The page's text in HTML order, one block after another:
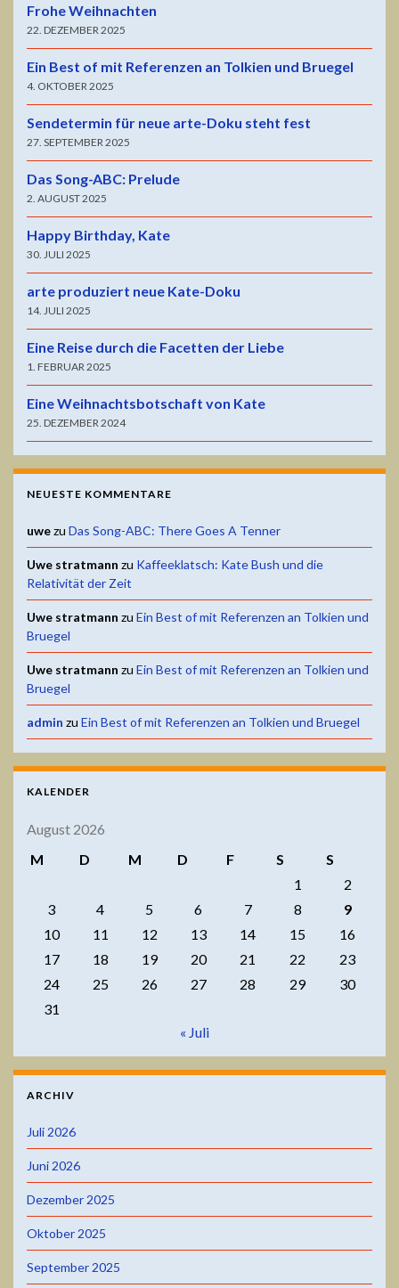
Frohe Weihnachten
22. DEZEMBER 2025
Ein Best of mit Referenzen an Tolkien und Bruegel
4. OKTOBER 2025
Sendetermin für neue arte-Doku steht fest
27. SEPTEMBER 2025
Das Song-ABC: Prelude
2. AUGUST 2025
Happy Birthday, Kate
30. JULI 2025
arte produziert neue Kate-Doku
14. JULI 2025
Eine Reise durch die Facetten der Liebe
1. FEBRUAR 2025
Eine Weihnachtsbotschaft von Kate
25. DEZEMBER 2024
NEUESTE KOMMENTARE
uwezu Das Song-ABC: There Goes A Tenner
Uwe stratmann zu Kaffeeklatsch: Kate Bush und die
Relativität der Zeit
Uwe stratmann zu Ein Best of mit Referenzen an Tolkien und
Bruegel
Uwe stratmann zu Ein Best of mit Referenzen an Tolkien und
Bruegel
admin zu Ein Best of mit Referenzen an Tolkien und Bruegel
KALENDER
August 2026
M
D M D F S
S
1
2
3
4 5 6 7 8
9
10
11 12 13 14 15
16
17
18 19 20 21 22
23
24
25 26 27 28 29
30
31
« Juli
ARCHIV
Juli 2026
Juni 2026
Dezember 2025
Oktober 2025
September 2025